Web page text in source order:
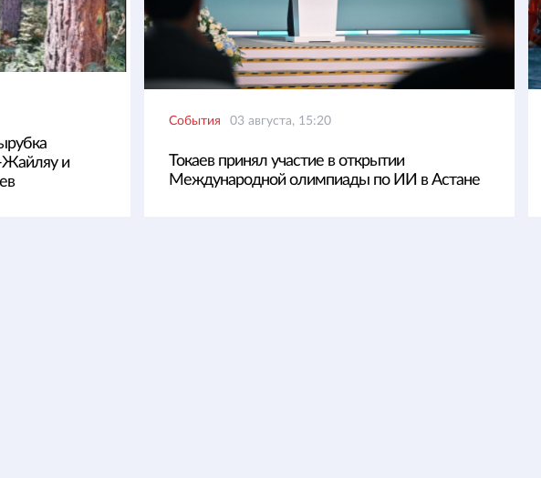
Жайляу и
События 03 августа, 15:20
Токаев принял участие в открытии
Международной олимпиады по ИИ в Астане